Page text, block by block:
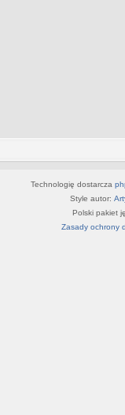
Technologię dostarcza
Style autor:
Polski pakiet
Zasady ochrony